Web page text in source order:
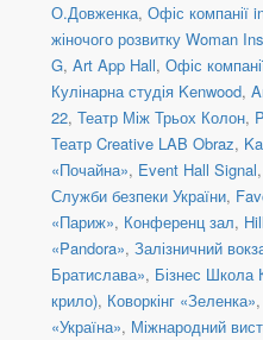
О.Довженка, Офіс компанії
жіночого розвитку Woman
G, Art App Hall, Офіс
Кулінарна студія Kenwood,
22, Театр Між Трьох Колон,
Театр Creative LAB Obraz,
«Почайна», Event Hall Signal,
Служби безпеки України,
«Париж», Конференц зал,
«Pandora», Залізничний
Братислава», Бізнес Школа
крило), Коворкінг «Зеленка»,
«Україна», Міжнародний